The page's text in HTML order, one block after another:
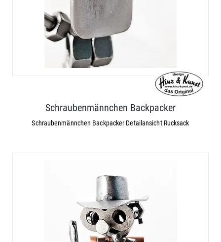
Schraubenmännchen Backpacker
Schraubenmännchen Backpacker Detailansicht Rucksack